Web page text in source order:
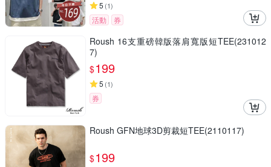
5 (1)
活動 券
Roush 16支重磅韓版落肩寬版短TEE(231012
7)
$199
5 (1)
券
Roush GFN地球3D剪裁短TEE(2110117)
$199